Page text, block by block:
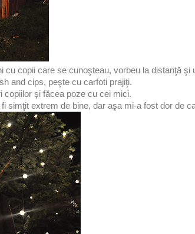
copii care se cunoşteau, vorbeu la distanţă şi
and cips, peşte cu carfoti prajiţi.
şi făcea poze cu cei mici.
simţit extrem de bine, dar aşa mi-a fost dor de